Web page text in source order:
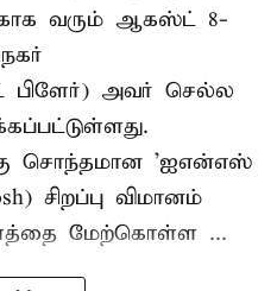
வரும் ஆகஸ்ட் 8-
பிளேர்) அவர் செல்ல
சொந்தமான 'ஐஎன்எஸ்
சிறப்பு விமானம்
மேற்கொள்ள ...